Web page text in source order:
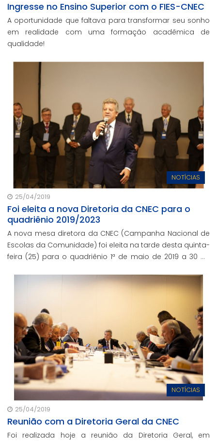
Ingresse no Ensino Superior com o FIES-CNEC
A oportunidade que faltava para transformar seu sonho
em realidade com uma formação acadêmica de
qualidade!
NOTÍCIAS
25/04/2019
Foi eleita a nova Diretoria da CNEC para o
quadriênio 2019/2023
A nova mesa diretora da CNEC (Campanha Nacional de
Escolas da Comunidade) foi eleita na tarde desta quinta-
feira (25) para o quadriênio 1ª de maio de 2019 a 30 de
NOTÍCIAS
25/04/2019
Reunião com a Diretoria Geral da CNEC
Foi realizada hoje a reunião da Diretoria Geral, em